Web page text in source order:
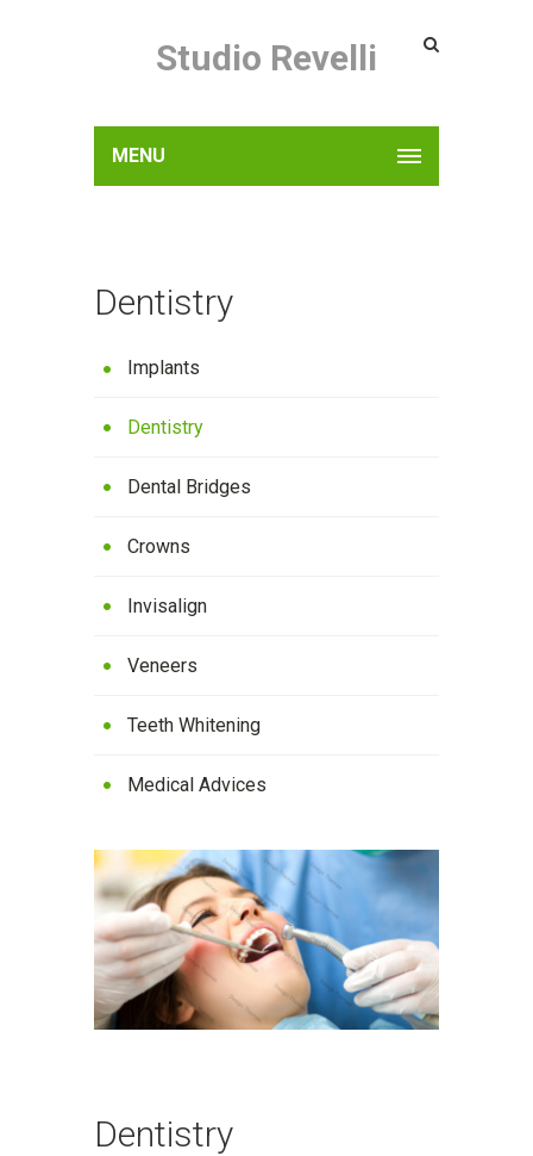
Studio Revelli
MENU
Dentistry
Implants
Dentistry
Dental Bridges
Crowns
Invisalign
Veneers
Teeth Whitening
Medical Advices
Dentistry